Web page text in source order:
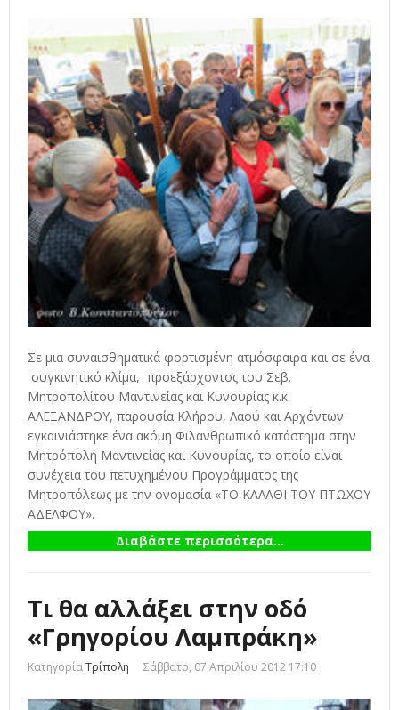
Σε μια συναισθηματικά φορτισμένη ατμόσφαιρα και σε ένα
συγκινητικό κλίμα, προεξάρχοντος του Σεβ.
Μητροπολίτου Μαντινείας και Κυνουρίας κ.κ.
ΑΛΕΞΑΝΔΡΟΥ, παρουσία Κλήρου, Λαού και Αρχόντων
εγκαινιάστηκε ένα ακόμη Φιλανθρωπικό κατάστημα στην
Μητρόπολή Μαντινείας και Κυνουρίας, το οποίο είναι
συνέχεια του πετυχημένου Προγράμματος της
Μητροπόλεως με την ονομασία «ΤΟ ΚΑΛΑΘΙ ΤΟΥ ΠΤΩΧΟΥ
ΑΔΕΛΦΟΥ».
Διαβάστε περισσότερα...
Τι θα αλλάξει στην οδό
«Γρηγορίου Λαμπράκη»
ΚατηγορίαΤρίπολη Σάββατο, 07 Απριλίου 2012 17:10